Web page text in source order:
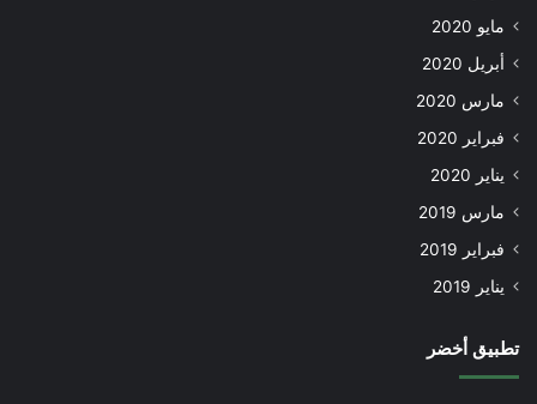
مايو 2020
أبريل 2020
مارس 2020
فبراير 2020
يناير 2020
مارس 2019
فبراير 2019
يناير 2019
تطبيق أخضر